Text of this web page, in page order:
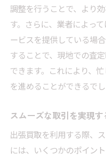
調整を行うことで、より
す。さらに、業者によっ
ービスを提供している場
することで、現地での査
できます。これにより、
を進めることができるでし
スムーズな取引を実現
出張買取を利用する際、
には、いくつかのポイン